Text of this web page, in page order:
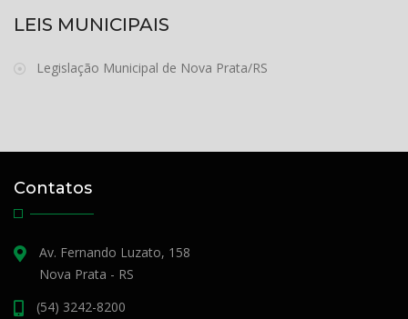
LEIS MUNICIPAIS
Legislação Municipal de Nova Prata/RS
Contatos
Av. Fernando Luzato, 158
Nova Prata - RS
(54) 3242-8200